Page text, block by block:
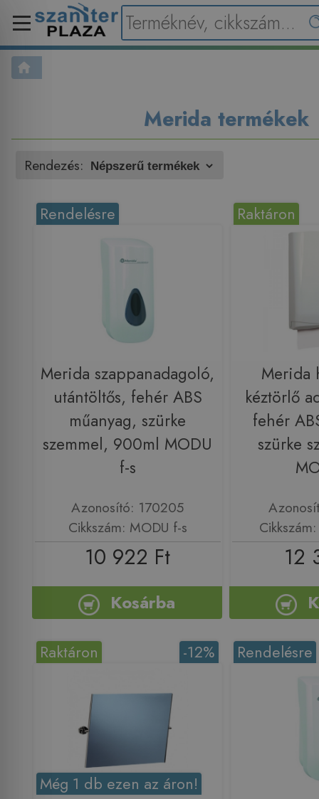
Merida termékek
Rendezés:
Rendelésre
Merida szappanadagoló,
utántöltős, fehér ABS
műanyag, szürke
szemmel, 900ml MODU
f-s
Azonosító: 170205
Cikkszám: MODU f-s
10 922 Ft
Kosárba
Raktáron
Merida
kéztörlő
fehér
szürke
12
-12%
Raktáron
Még 1 db ezen az áron!
Rendelésre